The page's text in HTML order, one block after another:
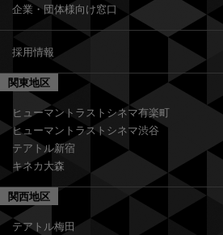
企業・団体様向け窓口
採用情報
関東地区
ヒューマントラストシネマ有楽町
ヒューマントラストシネマ渋谷
テアトル新宿
キネカ大森
関西地区
テアトル梅田